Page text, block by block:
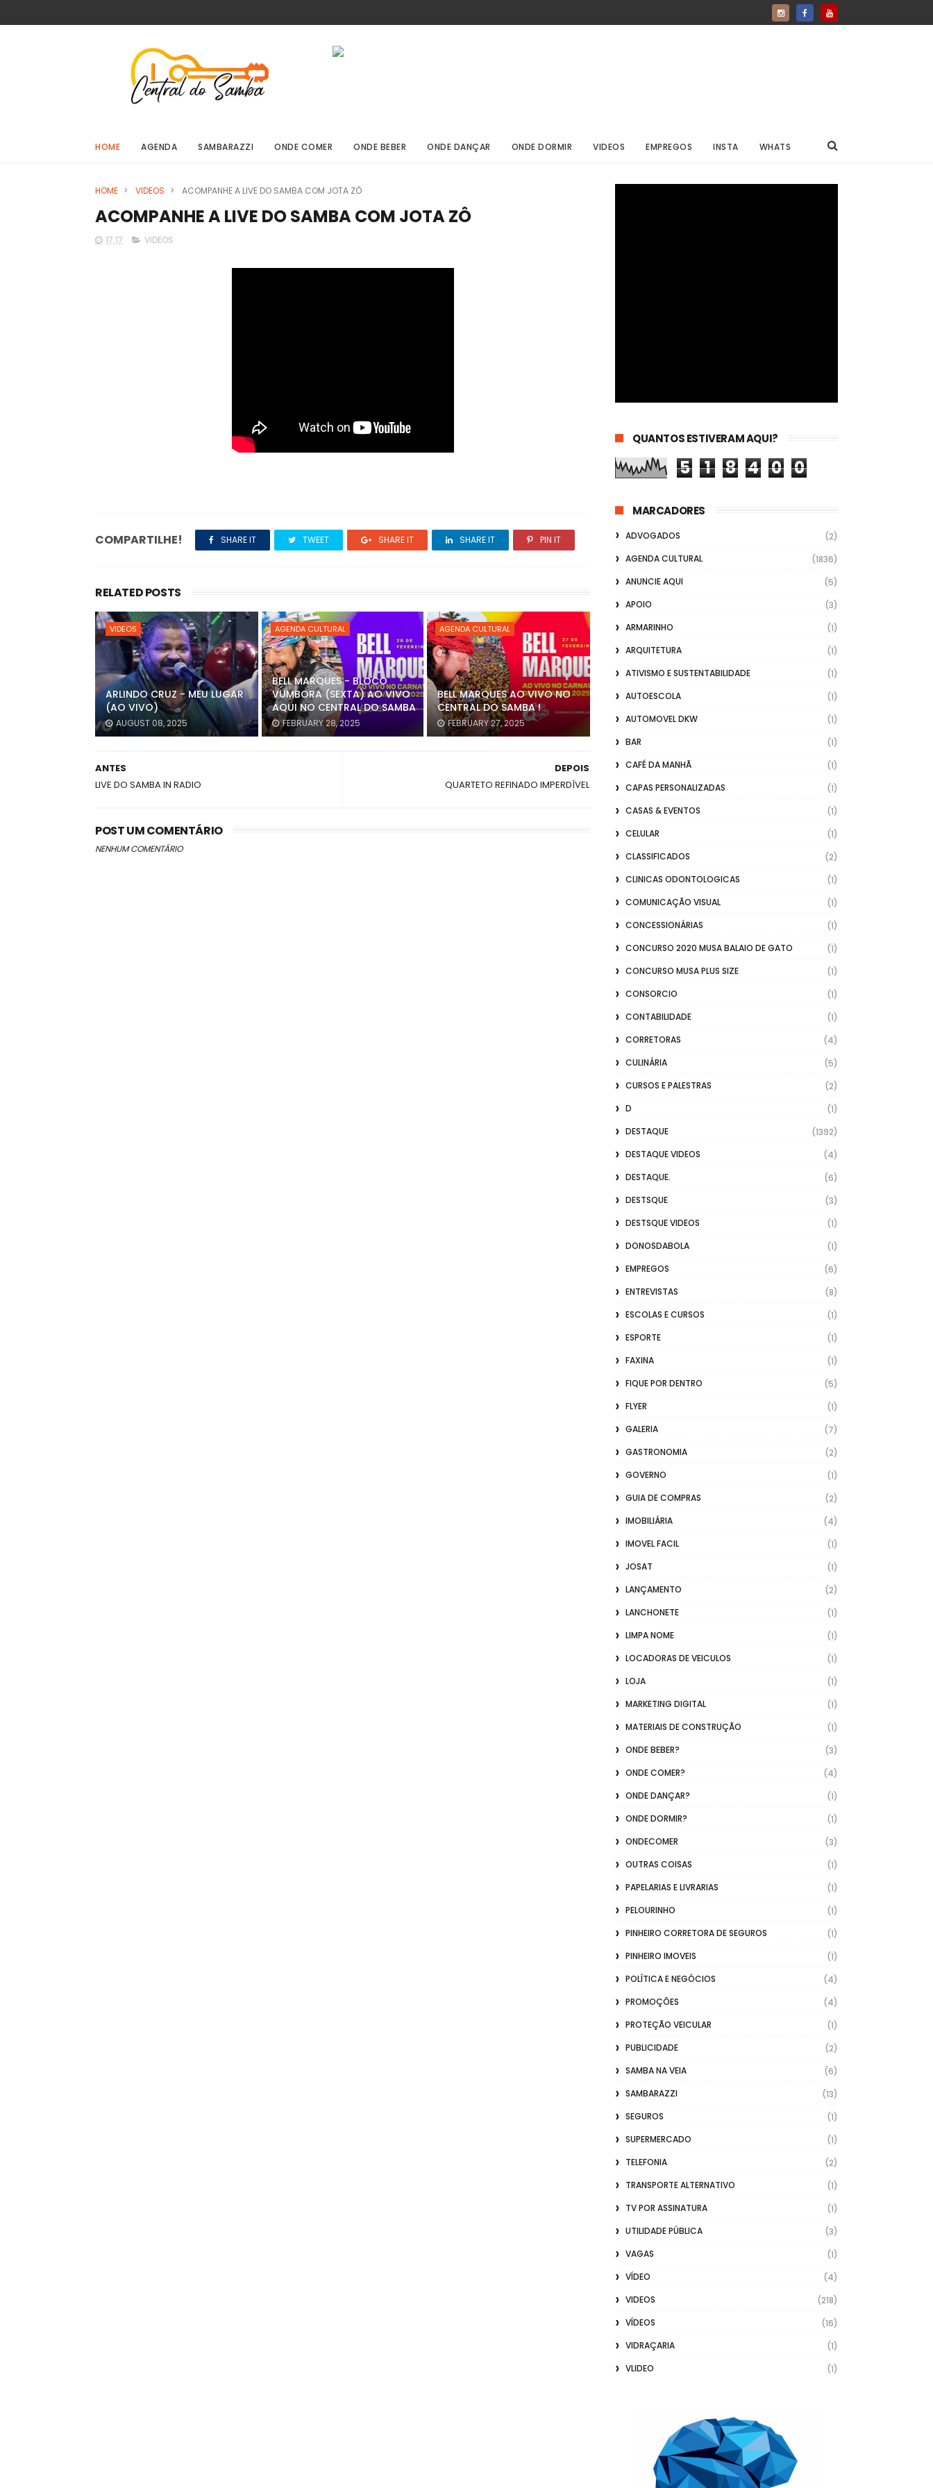
HOME AGENDA SAMBARAZZI ONDE COMER ONDE BEBER ONDE DANÇAR ONDE DORMIR VIDEOS EMPREGOS INSTA WHATS
HOME > VIDEOS > ACOMPANHE A LIVE DO SAMBA COM JOTA ZÔ
ACOMPANHE A LIVE DO SAMBA COM JOTA ZÔ
17:17 VIDEOS
COMPARTILHE! SHARE IT TWEET SHARE IT SHARE IT PIN IT
RELATED POSTS
VIDEOS
ARLINDO CRUZ - MEU LUGAR
(AO VIVO)
AUGUST 08, 2025
AGENDA CULTURAL
BELL MARQUES - BLOCO
VUMBORA (SEXTA) AO VIVO
AQUI NO CENTRAL DO SAMBA
FEBRUARY 28, 2025
AGENDA CULTURAL
BELL MARQUES AO VIVO NO
CENTRAL DO SAMBA !
FEBRUARY 27, 2025
DEPOIS
QUARTETO REFINADO IMPERDÍVEL
ANTES
LIVE DO SAMBA IN RADIO
POST UM COMENTÁRIO
NENHUM COMENTÁRIO
QUANTOS ESTIVERAM AQUI?
5 1 8 4 0 0
MARCADORES
ADVOGADOS
(2)
AGENDA CULTURAL
(1836)
ANUNCIE AQUI
(5)
APOIO
(3)
ARMARINHO
(1)
ARQUITETURA
(1)
ATIVISMO E SUSTENTABILIDADE
(1)
AUTOESCOLA
(1)
AUTOMOVEL DKW
(1)
BAR
(1)
CAFÉ DA MANHÃ
(1)
CAPAS PERSONALIZADAS
(1)
CASAS & EVENTOS
(1)
CELULAR
(1)
CLASSIFICADOS
(2)
CLINICAS ODONTOLOGICAS
(1)
COMUNICAÇÃO VISUAL
(1)
CONCESSIONÁRIAS
(1)
CONCURSO 2020 MUSA BALAIO DE GATO
(1)
CONCURSO MUSA PLUS SIZE
(1)
CONSORCIO
(1)
CONTABILIDADE
(1)
CORRETORAS
(4)
CULINÁRIA
(5)
CURSOS E PALESTRAS
(2)
D
(1)
DESTAQUE
(1392)
DESTAQUE VIDEOS
(4)
DESTAQUE.
(6)
DESTSQUE
(3)
DESTSQUE VIDEOS
(1)
DONOSDABOLA
(1)
EMPREGOS
(6)
ENTREVISTAS
(8)
ESCOLAS E CURSOS
(1)
ESPORTE
(1)
FAXINA
(1)
FIQUE POR DENTRO
(5)
FLYER
(1)
GALERIA
(7)
GASTRONOMIA
(2)
GOVERNO
(1)
GUIA DE COMPRAS
(2)
IMOBILIÁRIA
(4)
IMOVEL FACIL
(1)
JOSAT
(1)
LANÇAMENTO
(2)
LANCHONETE
(1)
LIMPA NOME
(1)
LOCADORAS DE VEICULOS
(1)
LOJA
(1)
MARKETING DIGITAL
(1)
MATERIAIS DE CONSTRUÇÃO
(1)
ONDE BEBER?
(3)
ONDE COMER?
(4)
ONDE DANÇAR?
(1)
ONDE DORMIR?
(1)
ONDECOMER
(3)
OUTRAS COISAS
(1)
PAPELARIAS E LIVRARIAS
(1)
PELOURINHO
(1)
PINHEIRO CORRETORA DE SEGUROS
(1)
PINHEIRO IMOVEIS
(1)
POLÍTICA E NEGÓCIOS
(4)
PROMOÇÕES
(4)
PROTEÇÃO VEICULAR
(1)
PUBLICIDADE
(2)
SAMBA NA VEIA
(6)
SAMBARAZZI
(13)
SEGUROS
(1)
SUPERMERCADO
(1)
TELEFONIA
(2)
TRANSPORTE ALTERNATIVO
(1)
TV POR ASSINATURA
(1)
UTILIDADE PÚBLICA
(3)
VAGAS
(1)
VÍDEO
(4)
VIDEOS
(218)
VÍDEOS
(16)
VIDRAÇARIA
(1)
VLIDEO
(1)